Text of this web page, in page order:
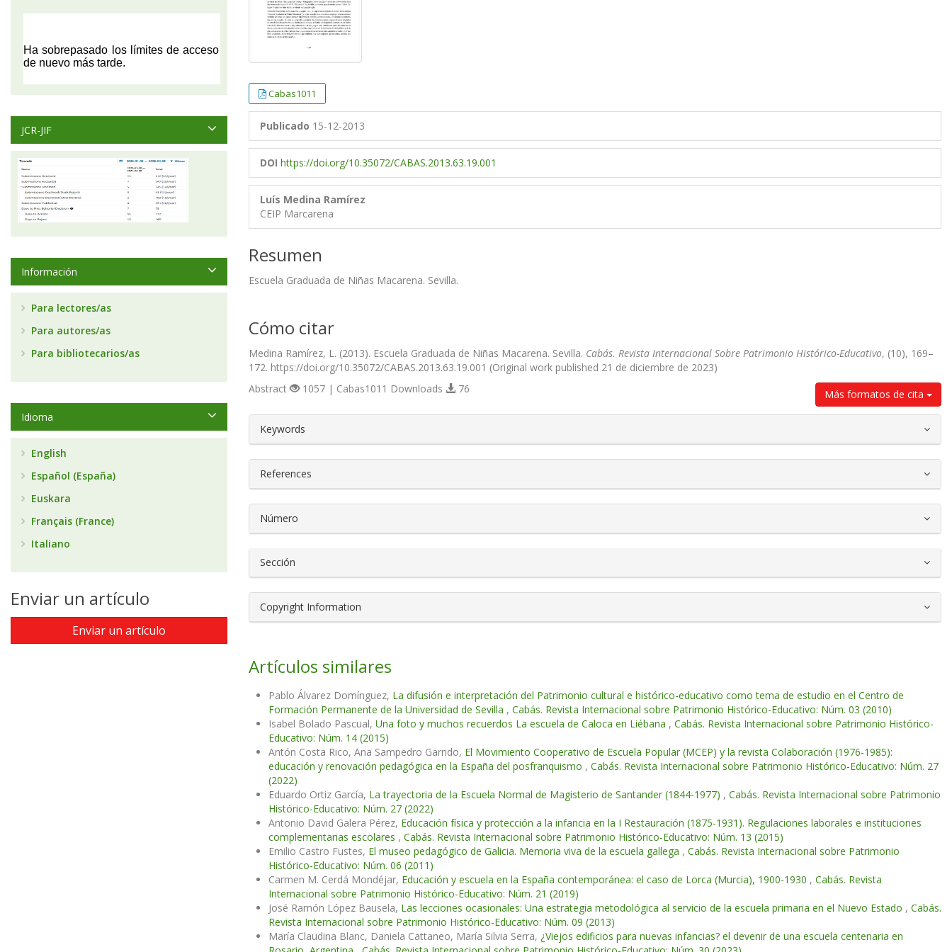
Cabas1011
Publicado 15-12-2013
DOI https://doi.org/10.35072/CABAS.2013.63.19.001
Luís Medina Ramírez
CEIP Marcarena
Resumen
Escuela Graduada de Niñas Macarena. Sevilla.
Cómo citar
Medina Ramírez, L. (2013). Escuela Graduada de Niñas Macarena. Sevilla. Cabás. Revista Internacional Sobre Patrimonio Histórico-Educativo, (10), 169–
172. https://doi.org/10.35072/CABAS.2013.63.19.001 (Original work published 21 de diciembre de 2023)
Más formatos de cita
Abstract 1057 | Cabas1011 Downloads 76
##plugins.themes.bootstrap3.article.details##
Keywords
References
Número
Sección
Copyright Information
Artículos similares
Pablo Álvarez Domínguez, La difusión e interpretación del Patrimonio cultural e histórico-educativo como tema de estudio en el Centro de
Formación Permanente de la Universidad de Sevilla , Cabás. Revista Internacional sobre Patrimonio Histórico-Educativo: Núm. 03 (2010)
Isabel Bolado Pascual, Una foto y muchos recuerdos La escuela de Caloca en Liébana , Cabás. Revista Internacional sobre Patrimonio Histórico-
Educativo: Núm. 14 (2015)
Antón Costa Rico, Ana Sampedro Garrido, El Movimiento Cooperativo de Escuela Popular (MCEP) y la revista Colaboración (1976-1985):
educación y renovación pedagógica en la España del posfranquismo , Cabás. Revista Internacional sobre Patrimonio Histórico-Educativo: Núm. 27
(2022)
Eduardo Ortiz García, La trayectoria de la Escuela Normal de Magisterio de Santander (1844-1977) , Cabás. Revista Internacional sobre Patrimonio
Histórico-Educativo: Núm. 27 (2022)
Antonio David Galera Pérez, Educación física y protección a la infancia en la I Restauración (1875-1931). Regulaciones laborales e instituciones
complementarias escolares , Cabás. Revista Internacional sobre Patrimonio Histórico-Educativo: Núm. 13 (2015)
Emilio Castro Fustes, El museo pedagógico de Galicia. Memoria viva de la escuela gallega , Cabás. Revista Internacional sobre Patrimonio
Histórico-Educativo: Núm. 06 (2011)
Carmen M. Cerdá Mondéjar, Educación y escuela en la España contemporánea: el caso de Lorca (Murcia), 1900-1930 , Cabás. Revista
Internacional sobre Patrimonio Histórico-Educativo: Núm. 21 (2019)
José Ramón López Bausela, Las lecciones ocasionales: Una estrategia metodológica al servicio de la escuela primaria en el Nuevo Estado , Cabás.
Revista Internacional sobre Patrimonio Histórico-Educativo: Núm. 09 (2013)
María Claudina Blanc, Daniela Cattaneo, María Silvia Serra, ¿Viejos edificios para nuevas infancias? el devenir de una escuela centenaria en
JCR-JIF
Información
Para lectores/as
Para autores/as
Para bibliotecarios/as
Idioma
English
Español (España)
Euskara
Français (France)
Italiano
Enviar un artículo
Enviar un artículo